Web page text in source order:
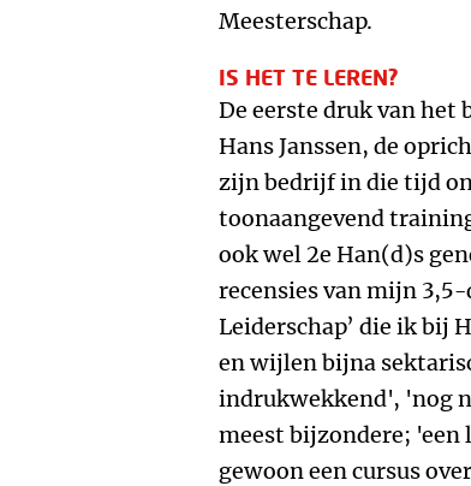
Meesterschap.
IS HET TE LEREN?
De eerste druk van het
Hans Janssen, de
zijn bedrijf in die tijd
toonaangevend
ook wel 2e Han(d)s
recensies van mijn
Leiderschap’ die ik bij
en wijlen bijna
indrukwekkend', 'nog
meest bijzondere;
gewoon een cursus